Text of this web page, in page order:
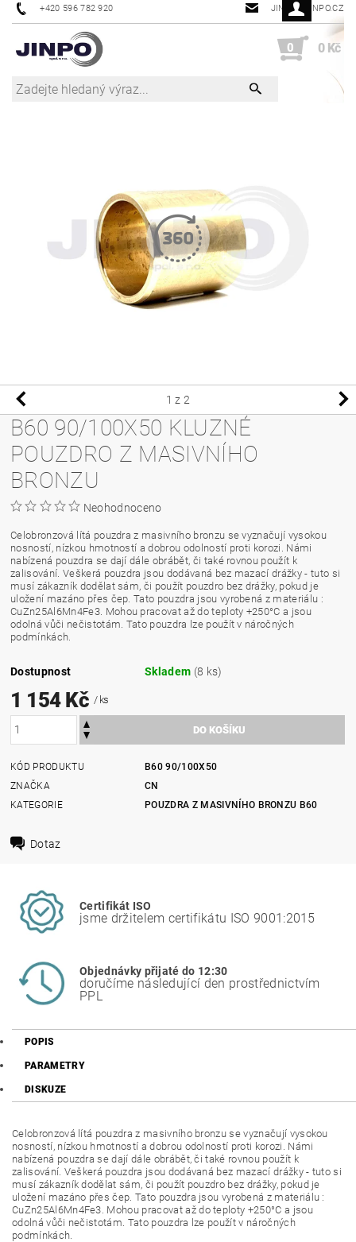
+420 596 782 920 JINPO@JINPO.CZ
0 0 Kč
1 z 2
B60 90/100X50 KLUZNÉ
POUZDRO Z MASIVNÍHO
BRONZU
Neohodnoceno
Celobronzová lítá pouzdra z masivního bronzu se vyznačují vysokou
nosností, nízkou hmotností a dobrou odolností proti korozi. Námi
nabízená pouzdra se dají dále obrábět, či také rovnou použít k
zalisování. Veškerá pouzdra jsou dodávaná bez mazací drážky - tuto si
musí zákazník dodělat sám, či použít pouzdro bez drážky, pokud je
uložení mazáno přes čep. Tato pouzdra jsou vyrobená z materiálu :
CuZn25Al6Mn4Fe3. Mohou pracovat až do teploty +250°C a jsou
odolná vůči nečistotám. Tato pouzdra lze použít v náročných
podmínkách.
Dostupnost Skladem (8 ks)
1 154 Kč / ks
KÓD PRODUKTU
B60 90/100X50
ZNAČKA
CN
KATEGORIE
POUZDRA Z MASIVNÍHO BRONZU B60
Dotaz
Certifikát ISO
jsme držitelem certifikátu ISO 9001:2015
Objednávky přijaté do 12:30
doručíme následující den prostřednictvím
PPL
POPIS
PARAMETRY
DISKUZE
Celobronzová lítá pouzdra z masivního bronzu se vyznačují vysokou
nosností, nízkou hmotností a dobrou odolností proti korozi. Námi
nabízená pouzdra se dají dále obrábět, či také rovnou použít k
zalisování. Veškerá pouzdra jsou dodávaná bez mazací drážky - tuto si
musí zákazník dodělat sám, či použít pouzdro bez drážky, pokud je
uložení mazáno přes čep. Tato pouzdra jsou vyrobená z materiálu :
CuZn25Al6Mn4Fe3. Mohou pracovat až do teploty +250°C a jsou
odolná vůči nečistotám. Tato pouzdra lze použít v náročných
podmínkách.